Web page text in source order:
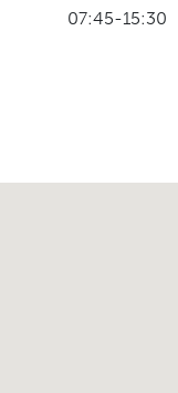
07:45-15:30